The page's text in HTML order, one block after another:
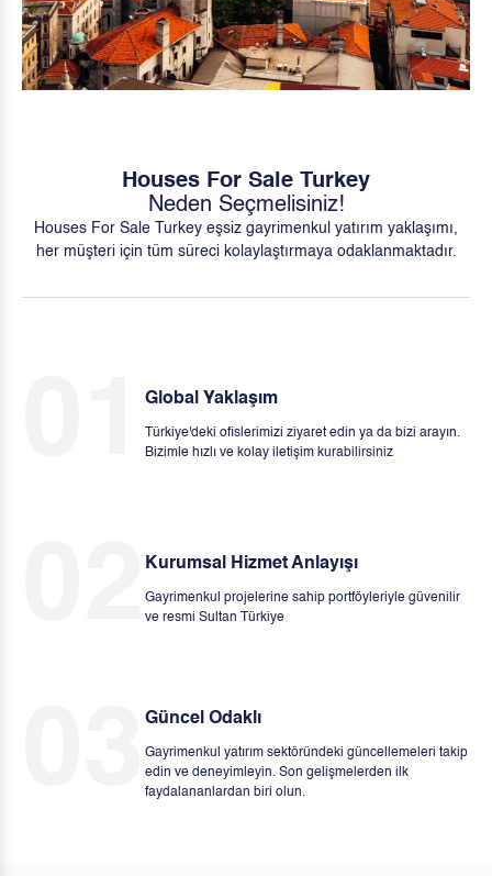
Houses For Sale Turkey
Neden Seçmelisiniz!
Houses For Sale Turkey eşsiz gayrimenkul yatırım yaklaşımı,
her müşteri için tüm süreci kolaylaştırmaya odaklanmaktadır.
Global Yaklaşım
Türkiye'deki ofislerimizi ziyaret edin ya da bizi arayın.
Bizimle hızlı ve kolay iletişim kurabilirsiniz
Kurumsal Hizmet Anlayışı
Gayrimenkul projelerine sahip portföyleriyle güvenilir
ve resmi Sultan Türkiye
Güncel Odaklı
Gayrimenkul yatırım sektöründeki güncellemeleri takip
edin ve deneyimleyin. Son gelişmelerden ilk
faydalananlardan biri olun.